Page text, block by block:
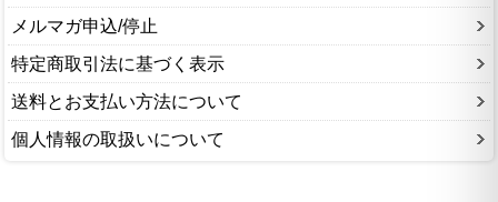
メルマガ申込/停止
特定商取引法に基づく表示
送料とお支払い方法について
個人情報の取扱いについて